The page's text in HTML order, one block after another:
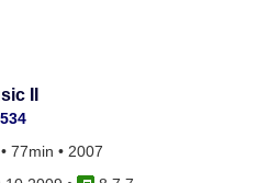
II
77min • 2007